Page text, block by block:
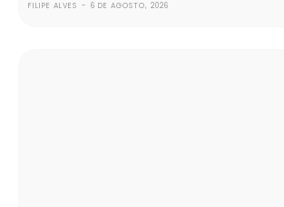
FILIPE ALVES - 6 DE AGOSTO, 2026